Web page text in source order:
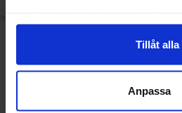
Tillåt alla
Anpassa